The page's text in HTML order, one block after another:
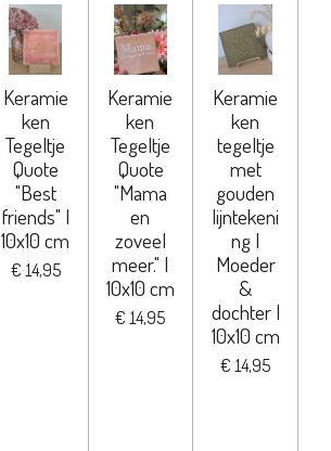
Keramie
ken
Tegeltje
Quote
"Best
friends" |
10x10 cm
€ 14,95
Keramie
ken
Tegeltje
Quote
"Mama
en
zoveel
meer." |
10x10 cm
€ 14,95
Keramie
ken
tegeltje
met
gouden
lijntekeni
ng |
Moeder
&
dochter |
10x10 cm
€ 14,95